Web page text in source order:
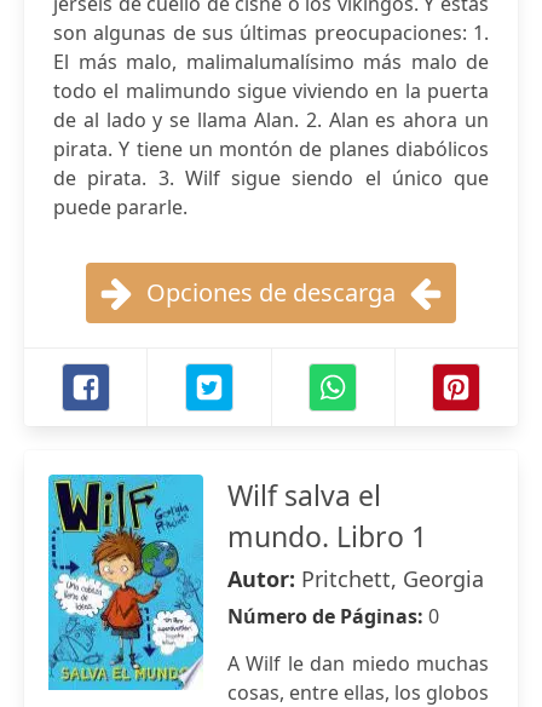
son algunas de sus últimas preocupaciones: 1.
El más malo, malimalumalísimo más malo de
todo el malimundo sigue viviendo en la puerta
de al lado y se llama Alan. 2. Alan es ahora un
pirata. Y tiene un montón de planes diabólicos
de pirata. 3. Wilf sigue siendo el único que
puede pararle.
Opciones de descarga
Wilf salva el
mundo. Libro 1
Autor: Pritchett, Georgia
Número de Páginas: 0
A Wilf le dan miedo muchas
cosas, entre ellas, los globos